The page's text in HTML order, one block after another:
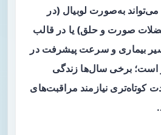
به‌صورت لوبیال (در
عضلات صورت و حلق) یا در قالب
سیر بیماری و سرعت پیشرفت در
است؛ برخی سال‌ها زندگی
کوتاه‌تری نیازمند مراقبت‌های